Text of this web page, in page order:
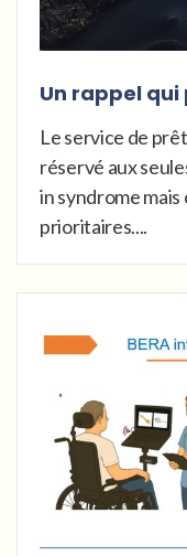
Un rappel
Le service de
réservé aux
in syndrome
prioritaires....